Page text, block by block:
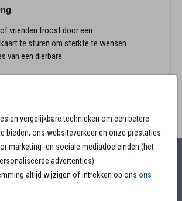
en vergelijkbare technieken om een betere
bieden, ons websiteverkeer en onze prestaties
marketing- en sociale mediadoeleinden (het
advertenties).
altijd wijzigen of intrekken op ons ons
vrienden troost door een
te sturen om sterkte te wensen
van een dierbare.
voor jouw moment
uur besteld, is vandaag nog in productie